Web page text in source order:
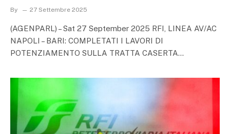
By 27 Settembre 2025
(AGENPARL) – Sat 27 September 2025 RFI, LINEA AV/AC
NAPOLI – BARI: COMPLETATI I LAVORI DI
POTENZIAMENTO SULLA TRATTA CASERTA…